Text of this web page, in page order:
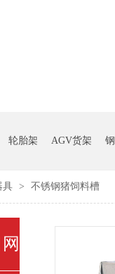
轮胎架 AGV货架
具 > 不锈钢猪饲料槽